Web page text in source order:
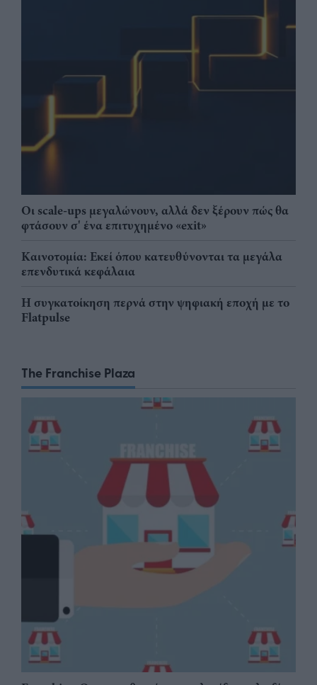
Οι scale-ups μεγαλώνουν, αλλά δεν ξέρουν πώς θα
φτάσουν σ' ένα επιτυχημένο «exit»
Καινοτομία: Εκεί όπου κατευθύνονται τα μεγάλα
επενδυτικά κεφάλαια
Η συγκατοίκηση περνά στην ψηφιακή εποχή με το
Flatpulse
The Franchise Plaza